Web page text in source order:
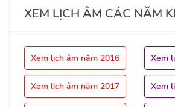
XEM LỊCH ÂM CÁC NĂM
Xem lịch âm năm 2016
Xem lịch âm năm 2017
Xem
Xem